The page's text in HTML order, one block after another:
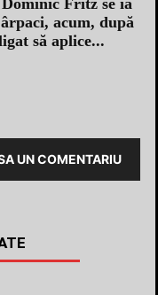
acum, după
să aplice...
UN COMENTARIU